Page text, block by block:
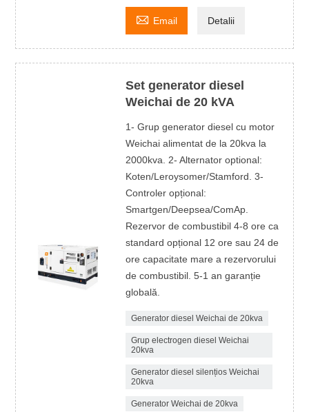
 Email Detalii
Set generator diesel
Weichai de 20 kVA
1- Grup generator diesel cu motor
Weichai alimentat de la 20kva la
2000kva. 2- Alternator optional:
Koten/Leroysomer/Stamford. 3-
Controler opțional:
Smartgen/Deepsea/ComAp.
Rezervor de combustibil 4-8 ore ca
standard opțional 12 ore sau 24 de
ore capacitate mare a rezervorului
de combustibil. 5-1 an garanție
globală.
Generator diesel Weichai de 20kva
Grup electrogen diesel Weichai
20kva
Generator diesel silențios Weichai
20kva
Generator Weichai de 20kva